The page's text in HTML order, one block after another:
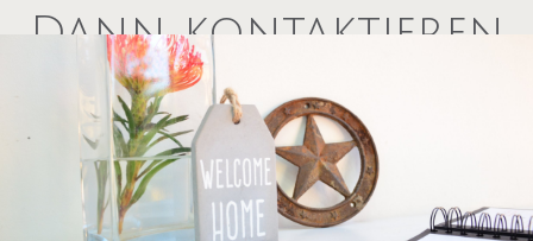
Dann kontaktieren
Sie uns – wir freuen
uns auf Sie